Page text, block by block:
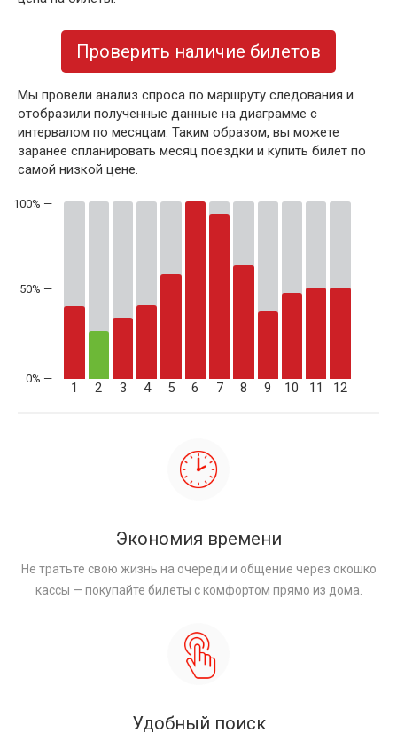
Проверить наличие билетов
Мы провели анализ спроса по маршруту следования и
отобразили полученные данные на диаграмме с
интервалом по месяцам. Таким образом, вы можете
заранее спланировать месяц поездки и купить билет по
самой низкой цене.
50% —
1 2 3 4 5 6 7 8 9 10 11 12
Экономия времени
Не тратьте свою жизнь на очереди и общение через окошко
кассы — покупайте билеты с комфортом прямо из дома.
Удобный поиск